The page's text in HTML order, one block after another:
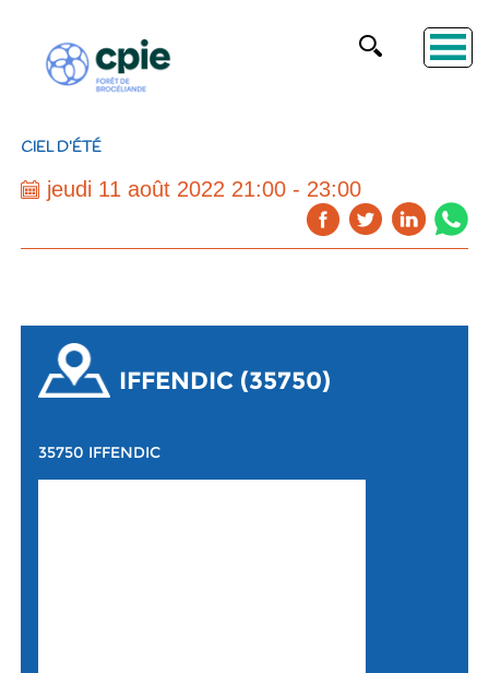
CIEL D’ÉTÉ
jeudi 11 août 2022 21:00 - 23:00
IFFENDIC (35750)
35750 IFFENDIC